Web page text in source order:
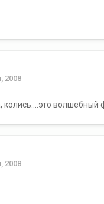
2008
колись....это волшебный
2008